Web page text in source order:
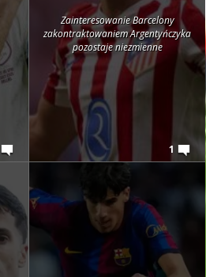
Zainteresowanie Barcelony
zakontraktowaniem Argentyńczyka
pozostaje niezmienne
1